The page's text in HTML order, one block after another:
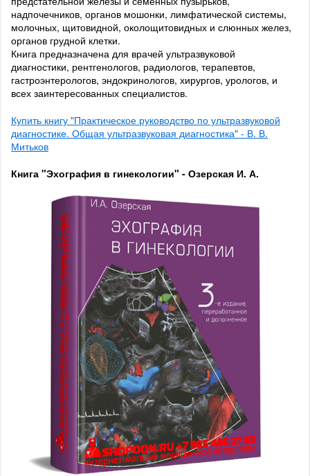
надпочечников, органов мошонки, лимфатической системы,
молочных, щитовидной, околощитовидных и слюнных желез,
органов грудной клетки.
Книга предназначена для врачей ультразвуковой
диагностики, рентгенологов, радиологов, терапевтов,
гастроэнтерологов, эндокринологов, хирургов, урологов, и
всех заинтересованных специалистов.
Купить книгу "Практическое руководство по ультразвуковой
диагностике. Общая ультразвуковая диагностика" - В. В.
Митьков
Книга "Эхография в гинекологии" - Озерская И. А.